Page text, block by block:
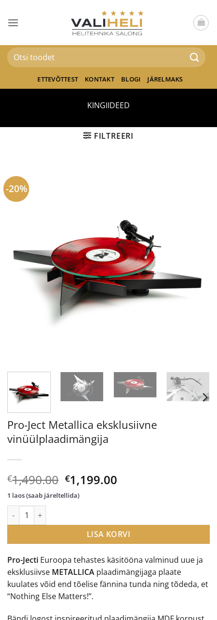
content
Otsi:
ETTEVÕTTEST KONTAKT BLOGI JÄRELMAKS
KINGIIDEED
FILTREERI
-20%
Pro-Ject Metallica eksklusiivne
vinüülplaadimängija
€1,490.00 Algne
hind
oli:
€1,199.00
Pro-Jecti Euroopa tehastes käsitööna valminud uue ja
eksklusiivse METALLICA plaadimängijaga plaate
kuulates võid end tõelise fännina tunda ning tõdeda, et
“Nothing Else Matters!”.
1 laos (saab järeltellida)
Pro-Ject Metallica eksklusiivne vinüülplaadimängija kogus
LISA KORVI